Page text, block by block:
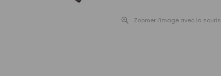
Zoomer l'image avec la souris